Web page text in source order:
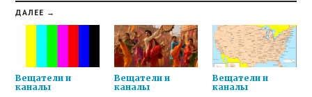
ДАЛЕЕ →
Вещатели и
каналы
Вещатели и
каналы
Вещатели и
каналы